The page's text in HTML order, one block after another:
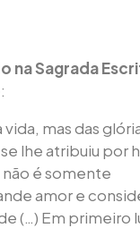
na Sagrada
mas das
lhe atribuiu por
não é somente
amor e
(…) Em primeiro